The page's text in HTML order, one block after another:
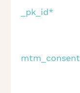
_pk_id*
mtm_consent